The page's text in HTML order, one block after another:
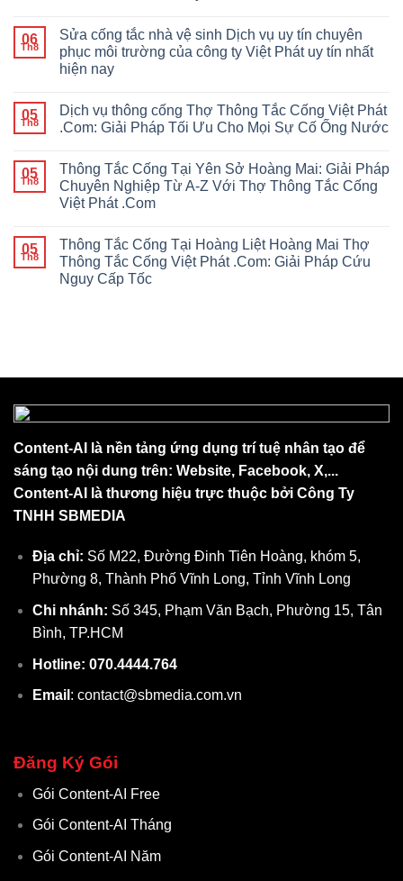
06
Th8
Sửa cống tắc nhà vệ sinh Dịch vụ uy tín chuyên
phục môi trường của công ty Việt Phát uy tín nhất
hiện nay
05
Th8
Dịch vụ thông cống Thợ Thông Tắc Cống Việt Phát
.Com: Giải Pháp Tối Ưu Cho Mọi Sự Cố Ống Nước
05
Th8
Thông Tắc Cống Tại Yên Sở Hoàng Mai: Giải Pháp
Chuyên Nghiệp Từ A-Z Với Thợ Thông Tắc Cống
Việt Phát .Com
05
Th8
Thông Tắc Cống Tại Hoàng Liệt Hoàng Mai Thợ
Thông Tắc Cống Việt Phát .Com: Giải Pháp Cứu
Nguy Cấp Tốc
Content-AI là nền tảng ứng dụng trí tuệ nhân tạo để
sáng tạo nội dung trên: Website, Facebook, X,...
Content-AI là thương hiệu trực thuộc bởi Công Ty
TNHH SBMEDIA
Địa chỉ: Số M22, Đường Đinh Tiên Hoàng, khóm 5,
Phường 8, Thành Phố Vĩnh Long, Tỉnh Vĩnh Long
Chi nhánh: Số 345, Phạm Văn Bạch, Phường 15, Tân
Bình, TP.HCM
Hotline: 070.4444.764
Email : contact@sbmedia.com.vn
Đăng Ký Gói
Gói Content-AI Free
Gói Content-AI Tháng
Gói Content-AI Năm